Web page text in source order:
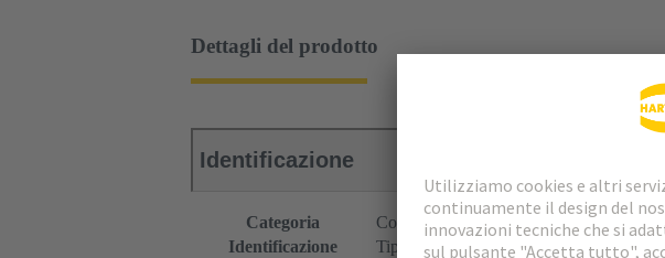
Dettagli del prodotto
Identificazione
Categoria
Connettori
Identificazione
Tipo B